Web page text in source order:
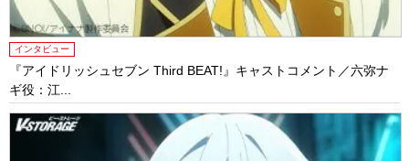
インタビュー
『アイドリッシュセブン Third BEAT!』キャストコメント／六弥ナ
ギ役：江...